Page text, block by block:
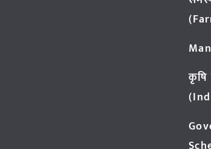
कृषि